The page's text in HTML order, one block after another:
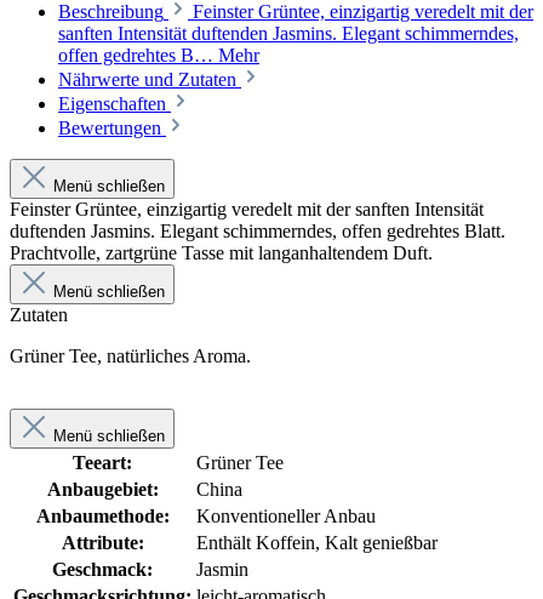
Beschreibung
Feinster Grüntee, einzigartig veredelt mit der
sanften Intensität duftenden Jasmins. Elegant schimmerndes,
offen gedrehtes B… Mehr
Nährwerte und Zutaten
Eigenschaften
Bewertungen
Menü schließen
Feinster Grüntee, einzigartig veredelt mit der sanften Intensität
duftenden Jasmins. Elegant schimmerndes, offen gedrehtes Blatt.
Prachtvolle, zartgrüne Tasse mit langanhaltendem Duft.
Menü schließen
Zutaten
Grüner Tee, natürliches Aroma.
Menü schließen
Teeart:
Grüner Tee
Anbaugebiet:
China
Anbaumethode:
Konventioneller Anbau
Attribute:
Enthält Koffein, Kalt genießbar
Geschmack:
Jasmin